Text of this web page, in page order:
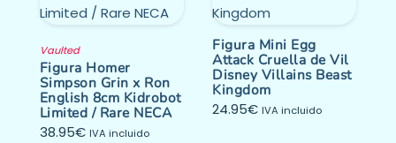
Vaulted
Figura Homer
Simpson Grin x Ron
English 8cm Kidrobot
Limited / Rare NECA
38.95€ IVA incluido
Figura Mini Egg
Attack Cruella de Vil
Disney Villains Beast
Kingdom
24.95€ IVA incluido